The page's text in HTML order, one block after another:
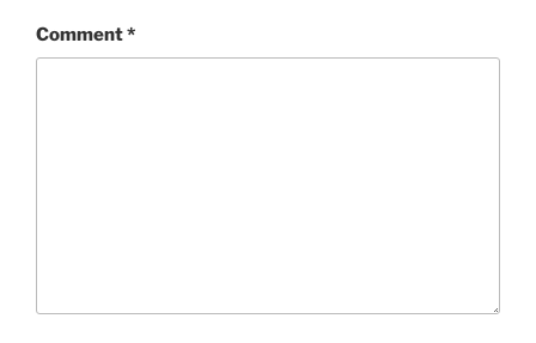
Comment*